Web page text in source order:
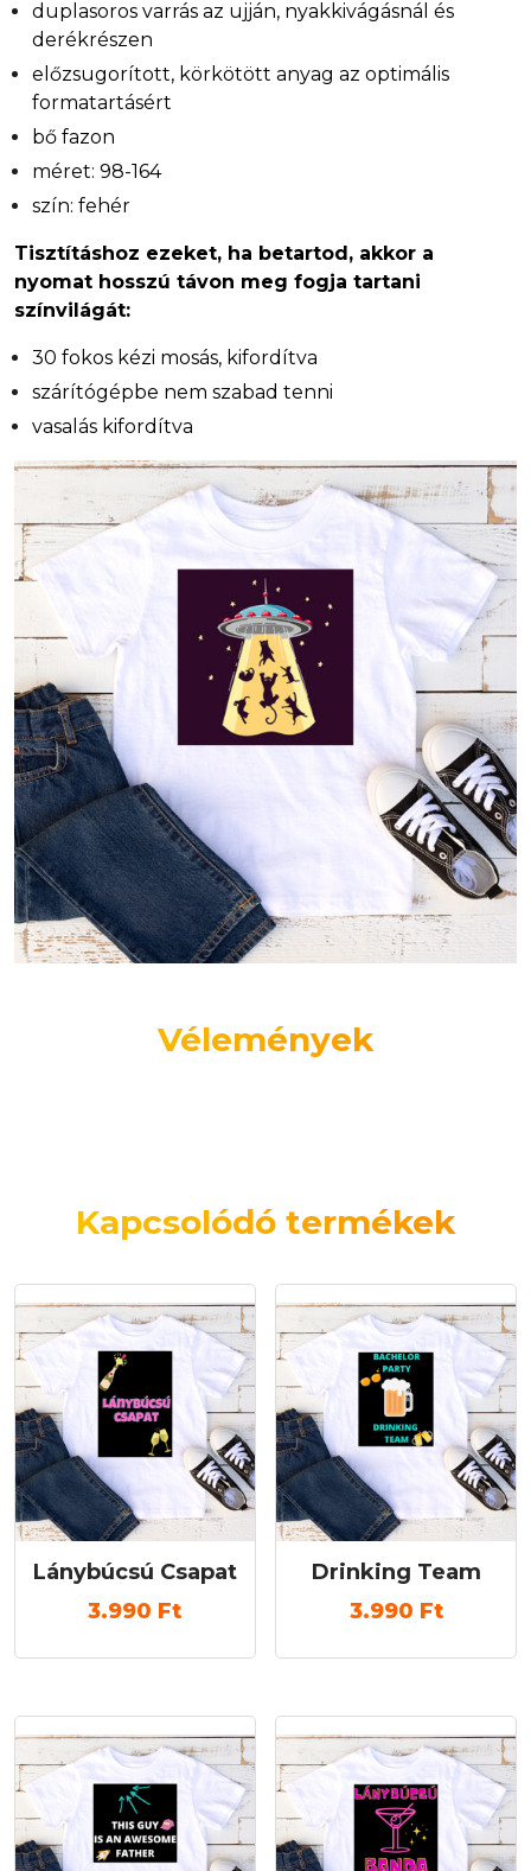
duplasoros varrás az ujján, nyakkivágásnál és
derékrészen
előzsugorított, körkötött anyag az optimális
formatartásért
bő fazon
méret: 98-164
szín: fehér
Tisztításhoz ezeket, ha betartod, akkor a
nyomat hosszú távon meg fogja tartani
színvilágát:
30 fokos kézi mosás, kifordítva
szárítógépbe nem szabad tenni
vasalás kifordítva
Vélemények
Kapcsolódó termékek
Lánybúcsú Csapat
3.990 Ft
Drinking Team
3.990 Ft